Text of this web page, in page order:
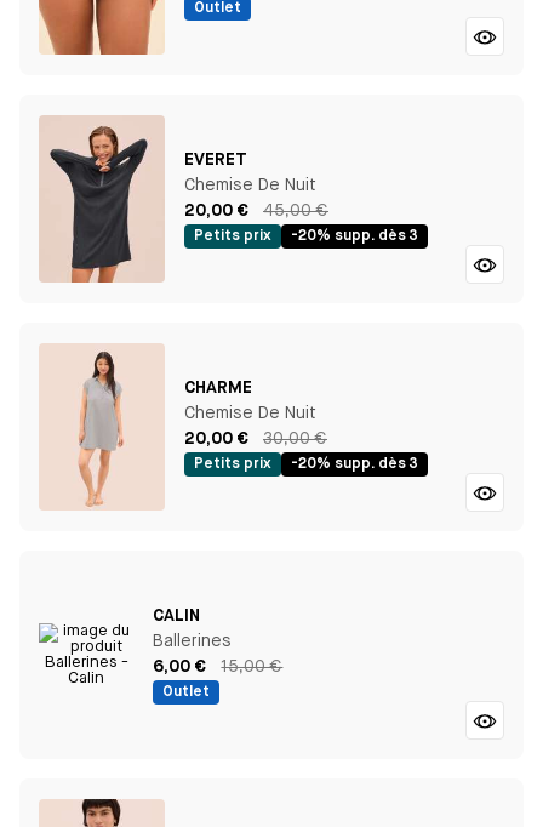
Outlet
EVERET
Chemise De Nuit
20,00 €
45,00 €
Petits prix -20% supp. dès 3
CHARME
Chemise De Nuit
20,00 €
30,00 €
Petits prix -20% supp. dès 3
CALIN
Ballerines
6,00 €
15,00 €
Outlet